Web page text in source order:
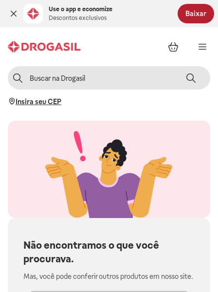
Use o app e economize
Descontos exclusivos
Baixar
Insira seu CEP
Não encontramos o que você
procurava.
Mas, você pode conferir outros produtos em nosso site.